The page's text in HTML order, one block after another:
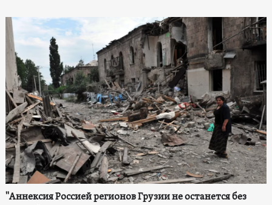
"Аннексия Россией регионов Грузии не останется без